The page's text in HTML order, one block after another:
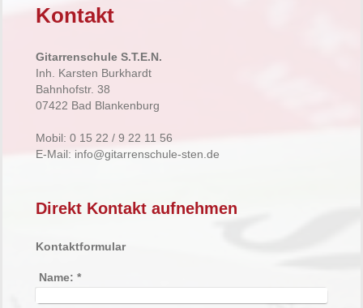
Kontakt
Gitarrenschule S.T.E.N.
Inh. Karsten Burkhardt
Bahnhofstr. 38
07422 Bad Blankenburg
Mobil: 0 15 22 / 9 22 11 56
E-Mail: info@gitarrenschule-sten.de
Direkt Kontakt aufnehmen
Kontaktformular
Name: *